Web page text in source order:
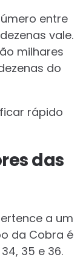
entre
vale.
milhares
do
rápido
das
a um
da Cobra é
35 e 36.